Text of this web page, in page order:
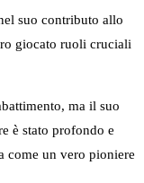
suo contributo allo
giocato ruoli cruciali
ma il suo
è stato profondo e
come un vero pioniere